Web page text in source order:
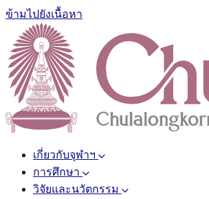
ข้ามไปยังเนื้อหา
เกี่ยวกับจุฬาฯ
การศึกษา
วิจัยและนวัตกรรม